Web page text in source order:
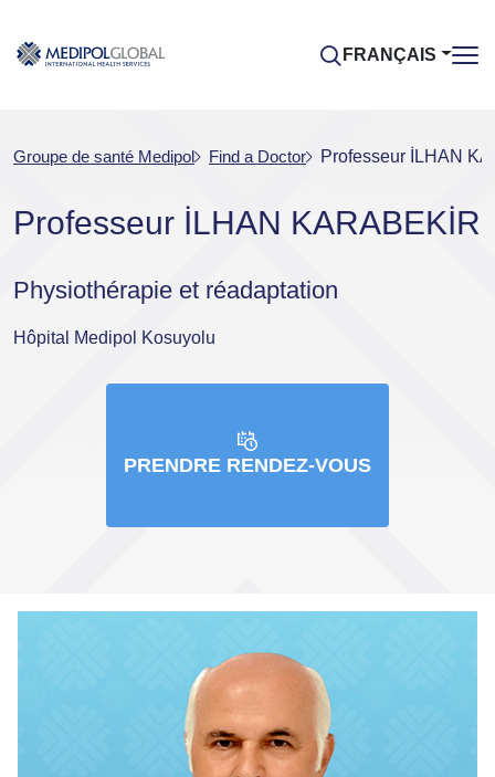
FRANÇAIS
Groupe de santé Medipol Find a Doctor Professeur İLHAN
Professeur İLHAN KARABEKİR
Physiothérapie et réadaptation
Hôpital Medipol Kosuyolu
PRENDRE RENDEZ-VOUS